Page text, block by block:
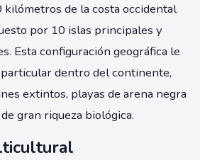
de la costa occidental
por 10 islas principales y
Esta configuración geográfica le
dentro del continente,
extintos, playas de arena negra
gran riqueza biológica.